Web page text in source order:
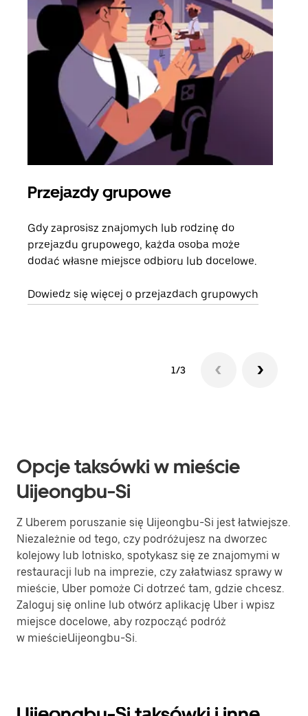
Przejazdy grupowe
Gdy zaprosisz znajomych lub rodzinę do
przejazdu grupowego, każda osoba może
dodać własne miejsce odbioru lub docelowe.
Dowiedz się więcej o przejazdach grupowych
1/3
Opcje taksówki w mieście
Uijeongbu-Si
Z Uberem poruszanie się Uijeongbu-Si jest łatwiejsze.
Niezależnie od tego, czy podróżujesz na dworzec
kolejowy lub lotnisko, spotykasz się ze znajomymi w
restauracji lub na imprezie, czy załatwiasz sprawy w
mieście, Uber pomoże Ci dotrzeć tam, gdzie chcesz.
Zaloguj się online lub otwórz aplikację Uber i wpisz
miejsce docelowe, aby rozpocząć podróż
w mieścieUijeongbu-Si.